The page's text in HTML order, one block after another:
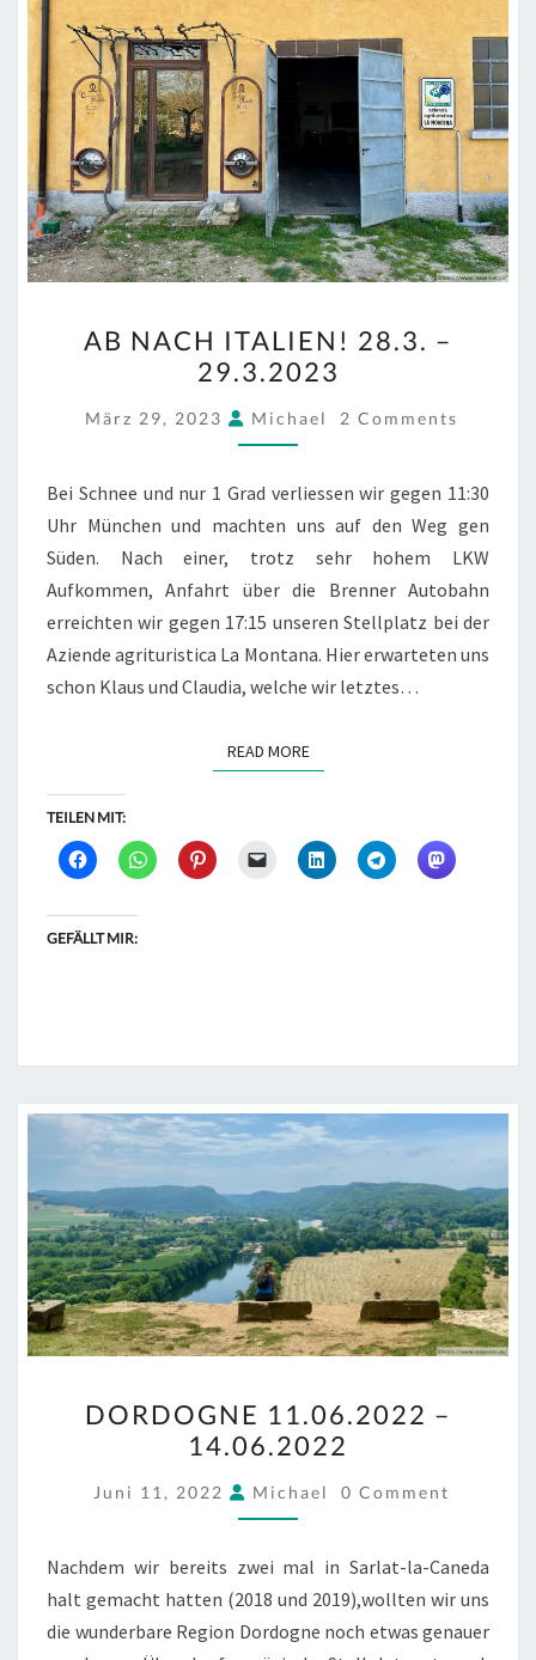
NACH
ITALIEN!
28.3.
–
AB NACH ITALIEN! 28.3. –
29.3.2023
März 29, 2023 Michael COMMENTS
2 Comments
Bei Schnee und nur 1 Grad verliessen wir gegen 11:30
Uhr München und machten uns auf den Weg gen
Süden. Nach einer, trotz sehr hohem LKW
Aufkommen, Anfahrt über die Brenner Autobahn
erreichten wir gegen 17:15 unseren Stellplatz bei der
Aziende agrituristica La Montana. Hier erwarteten uns
schon Klaus und Claudia, welche wir letztes…
READ MOREREAD MORE
TEILEN MIT:
GEFÄLLT MIR:
11.06.2022
–
14.06.2022
DORDOGNE 11.06.2022 –
14.06.2022
Juni 11, 2022 Michael COMMENTS
0 Comment
Nachdem wir bereits zwei mal in Sarlat-la-Caneda
halt gemacht hatten (2018 und 2019),wollten wir uns
die wunderbare Region Dordogne noch etwas genauer